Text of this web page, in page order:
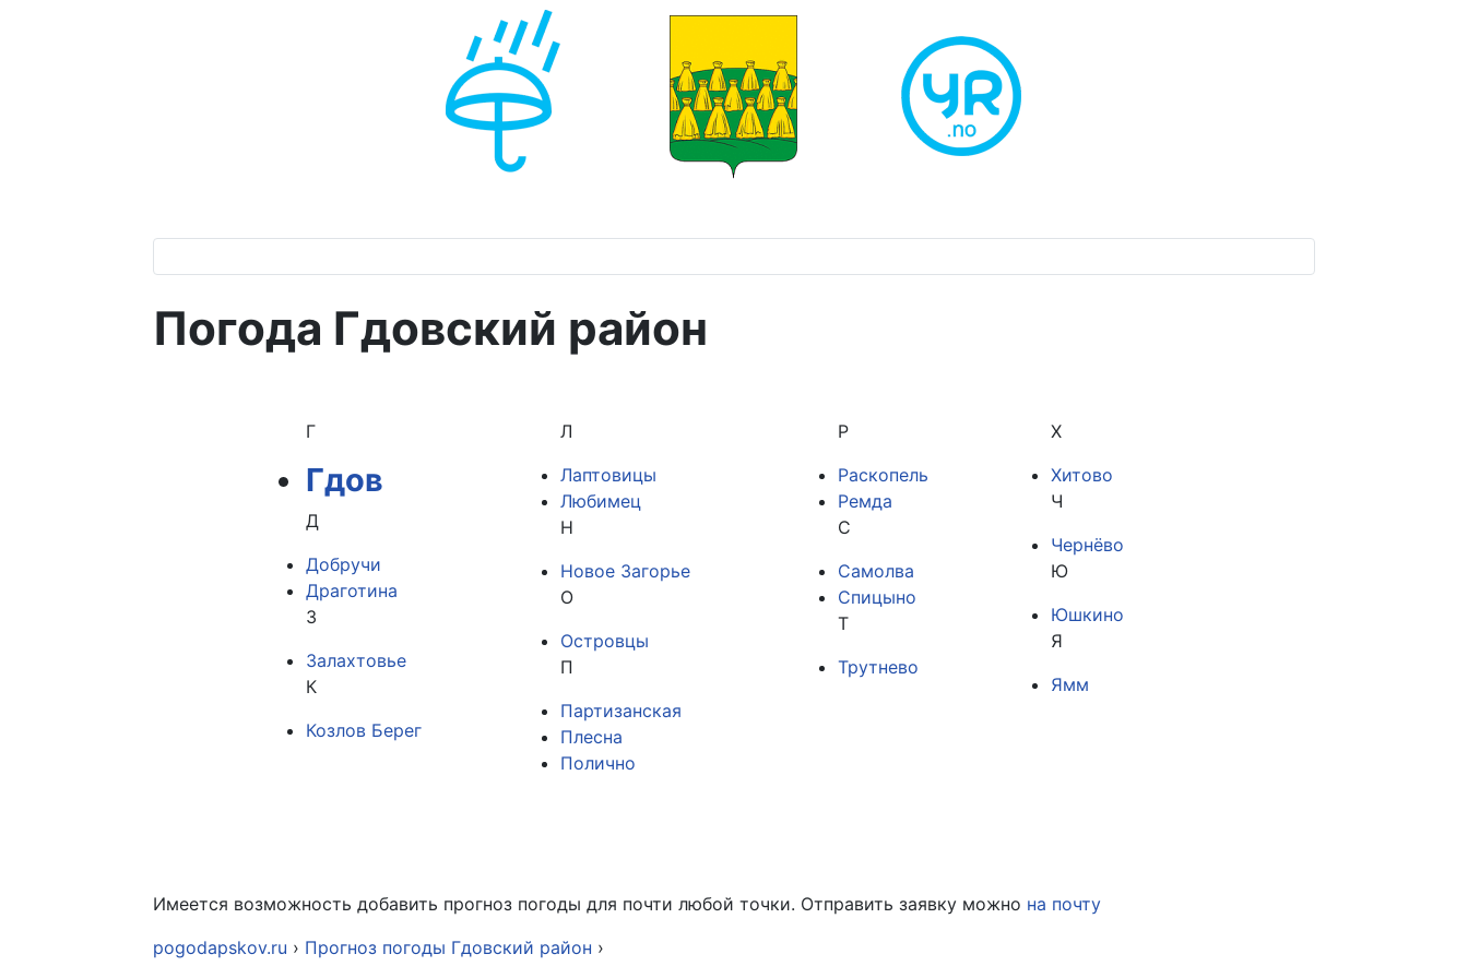
Погода Гдовский район
Г
Гдов
Д
Добручи
Драготина
З
Залахтовье
К
Козлов Берег
Л
Лаптовицы
Любимец
Н
Новое Загорье
О
Островцы
П
Партизанская
Плесна
Полично
Р
Раскопель
Ремда
С
Самолва
Спицыно
Т
Трутнево
Х
Хитово
Ч
Чернёво
Ю
Юшкино
Я
Ямм
Имеется возможность добавить прогноз погоды для почти любой точки. Отправить заявку можно на почту
pogodapskov.ru › Прогноз погоды Гдовский район ›